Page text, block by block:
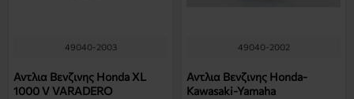
49040-2003
Αντλια Βενζινης Honda XL
1000 V VARADERO
49040-2002
Αντλια Βενζινης Honda-
Kawasaki-Yamaha